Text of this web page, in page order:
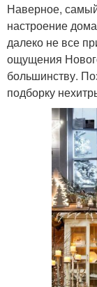
Наверное,
настроение
далеко не все
ощущения
большинству.
подборку